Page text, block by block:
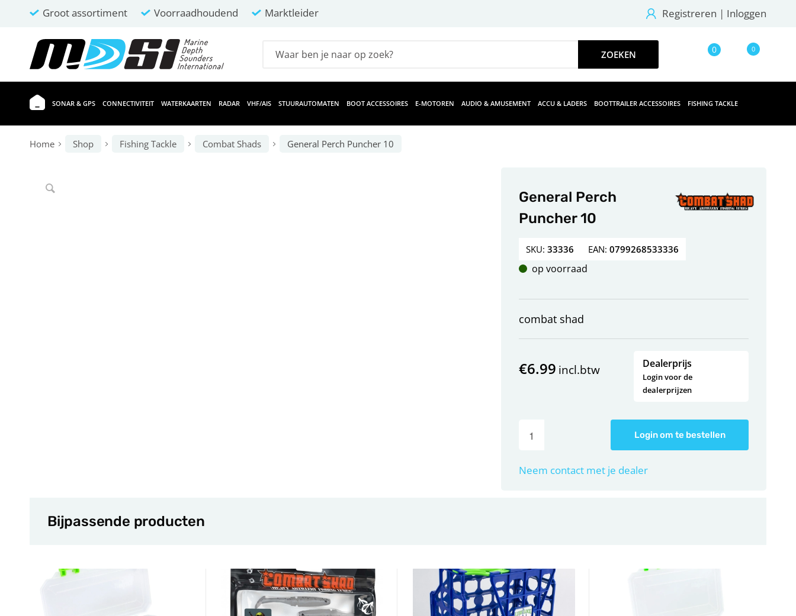
Groot assortiment Voorraadhoudend Marktleider Registreren | Inloggen
0 0
SONAR & GPS CONNECTIVITEIT WATERKAARTEN RADAR VHF/AIS STUURAUTOMATEN BOOT ACCESSOIRES E-MOTOREN AUDIO & AMUSEMENT ACCU & LADERS BOOTTRAILER ACCESSOIRES FISHING TACKLE
Home Shop Fishing Tackle Combat Shads General Perch Puncher 10
General Perch
Puncher 10
SKU:33336 EAN:0799268533336
op voorraad
combat shad
€6.99 incl.btw Dealerprijs
Login voor de
dealerprijzen
Login om te bestellen
Neem contact met je dealer
Bijpassende producten